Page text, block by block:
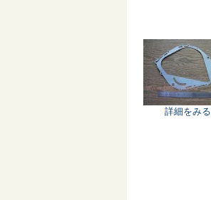
詳細をみる